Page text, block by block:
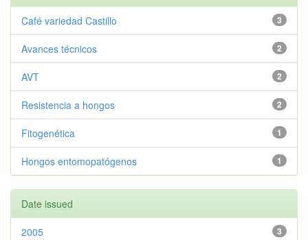
3
Café variedad Castillo
2
Avances técnicos
2
AVT
2
Resistencia a hongos
1
Fitogenética
1
Hongos entomopatógenos
Date issued
3
2005